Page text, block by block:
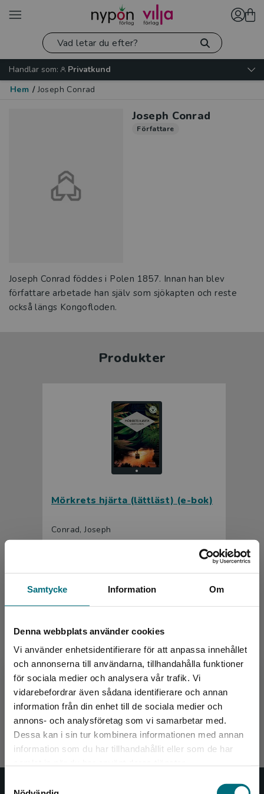
Samtycke Information Om
Denna webbplats använder cookies
Vi använder enhetsidentifierare för att anpassa innehållet
och annonserna till användarna, tillhandahålla funktioner
för sociala medier och analysera vår trafik. Vi
vidarebefordrar även sådana identifierare och annan
information från din enhet till de sociala medier och
annons- och analysföretag som vi samarbetar med.
Dessa kan i sin tur kombinera informationen med annan
information som du har tillhandahållit eller som de har
Begränsad fraktregion
Det verkar som att du besöker
nyponochviljaforlag.se via en enhet utanför
Handlar som:
Privatkund
Hem / Joseph Conrad
Joseph Conrad
Författare
Joseph Conrad föddes i Polen 1857. Innan han blev
författare arbetade han själv som sjökapten och reste
också längs Kongofloden.
Produkter
Mörkrets hjärta (lättläst) (e-bok)
Conrad, Joseph
Mörkrets hjärta (lättläst)
Conrad, Joseph
Exkl. moms: 178 kr